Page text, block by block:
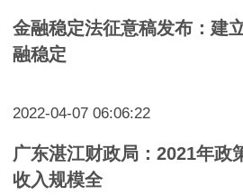
金融稳定法征意稿发布：建
融稳定
2022-04-07 06:06:22
广东湛江财政局：2021年政
收入规模全